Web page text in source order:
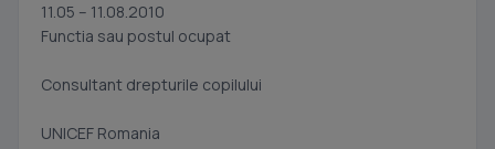
11.05 – 11.08.2010
Functia sau postul ocupat
Consultant drepturile copilului
UNICEF Romania